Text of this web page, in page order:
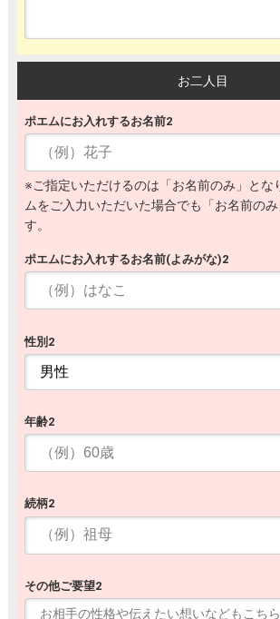
お二人目
ポエムにお入れするお名前2
※ご指定いただけるのは「お名前のみ」とな
ムをご入力いただいた場合でも「お名前の
す。
ポエムにお入れするお名前(よみがな)2
性別2
年齢2
続柄2
その他ご要望2